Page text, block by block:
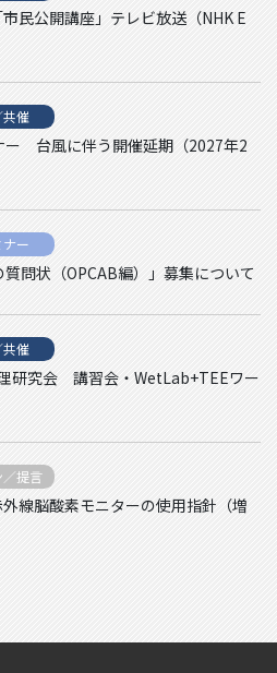
民公開講座」テレビ放送（NHK E
共催
ー 台風に伴う開催延期（2027年2
ー
問状（OPCAB編）」募集について
共催
研究会 講習会・WetLab+TEEワー
／提言
外線脳酸素モニターの使用指針（増